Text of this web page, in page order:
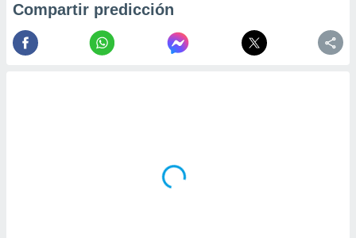
Compartir predicción